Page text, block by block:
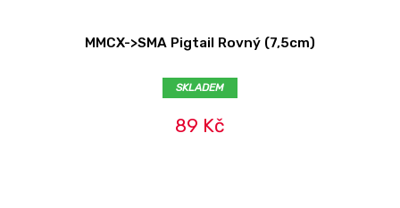
MMCX->SMA Pigtail Rovný (7,5cm)
SKLADEM
89 Kč